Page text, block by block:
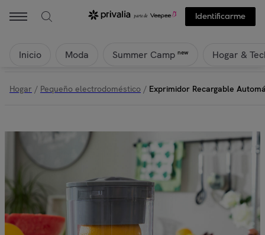
Identificarme
Inicio Moda Summer Camp new Hogar &
Hogar / Pequeño electrodoméstico / Exprimidor Recargable